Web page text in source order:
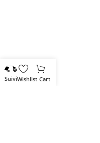
Wishlist Cart